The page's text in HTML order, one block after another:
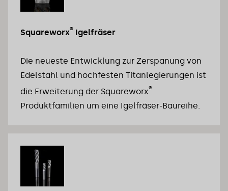
Squareworx® Igelfräser
Die neueste Entwicklung zur Zerspanung von
Edelstahl und hochfesten Titanlegierungen ist
die Erweiterung der Squareworx®
Produktfamilien um eine Igelfräser-Baureihe.